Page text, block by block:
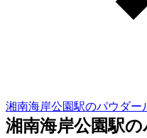
湘南海岸公園駅のパウダー
湘南海岸公園駅